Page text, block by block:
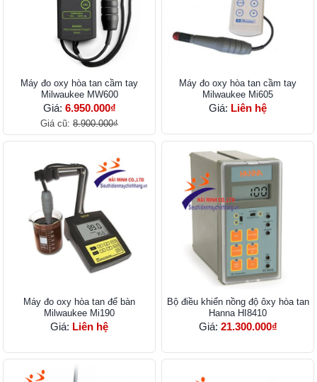
Máy đo oxy hòa tan cầm tay
Milwaukee MW600
Giá: 6.950.000₫
Giá cũ: 8.900.000₫
Máy đo oxy hòa tan cầm tay
Milwaukee Mi605
Giá: Liên hệ
Máy đo oxy hòa tan để bàn
Milwaukee Mi190
Giá: Liên hệ
Bộ điều khiển nồng độ ôxy hòa tan
Hanna HI8410
Giá: 21.300.000₫